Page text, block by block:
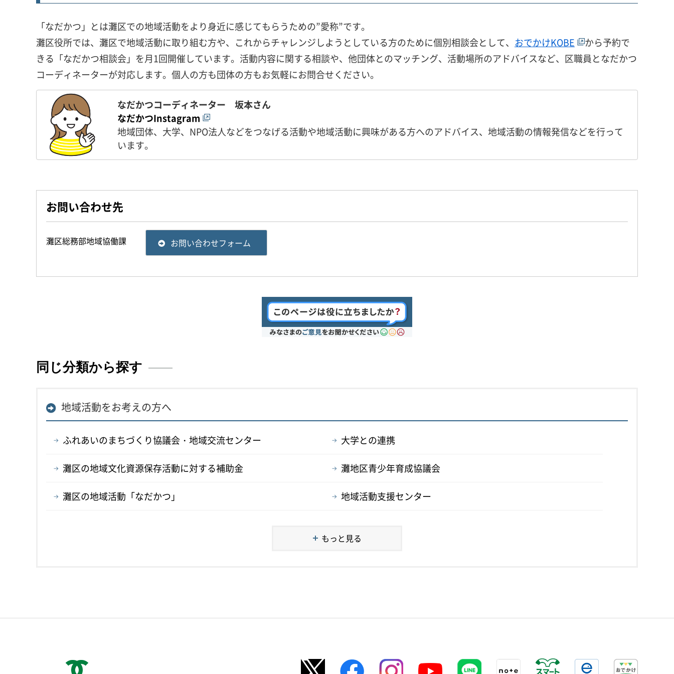
「なだかつ」とは灘区での地域活動をより身近に感じてもらうための”愛称”です。
灘区役所では、灘区で地域活動に取り組む方や、これからチャレンジしようとしている方のために個別相談会として、 おでかけKOBE
から予約で
きる「なだかつ相談会」を月1回開催しています。活動内容に関する相談や、他団体とのマッチング、活動場所のアドバイスなど、区職員となだかつ
コーディネーターが対応します。個人の方も団体の方もお気軽にお問合せください。
なだかつコーディネーター 坂本さん
なだかつInstagram
地域団体、大学、NPO法人などをつなげる活動や地域活動に興味がある方へのアドバイス、地域活動の情報発信などを行って
います。
お問い合わせ先
灘区総務部地域協働課 お問い合わせフォーム
同じ分類から探す
地域活動をお考えの方へ
ふれあいのまちづくり協議会・地域交流センター 大学との連携
灘区の地域文化資源保存活動に対する補助金 灘地区青少年育成協議会
灘区の地域活動「なだかつ」 地域活動支援センター
もっと見る